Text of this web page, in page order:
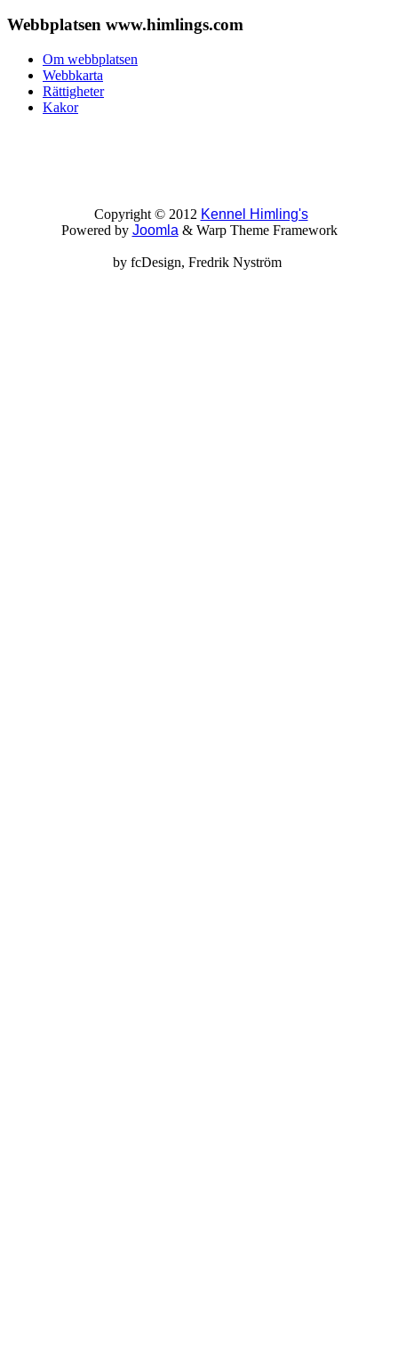
Webbplatsen www.himlings.com
Om webbplatsen
Webbkarta
Rättigheter
Kakor
Copyright © 2012 Kennel Himling's
Powered by Joomla & Warp Theme Framework
by fcDesign, Fredrik Nyström